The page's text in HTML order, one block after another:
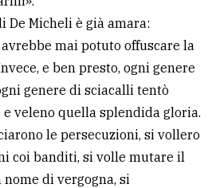
De Micheli è già amara:
mai potuto offuscare la
e ben presto, ogni genere
genere di sciacalli tentò
veleno quella splendida gloria.
le persecuzioni, si vollero
coi banditi, si volle mutare il
di vergogna, si